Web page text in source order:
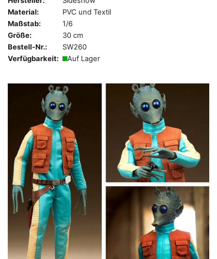
Material:
PVC und Textil
Maßstab:
1/6
Größe:
30 cm
Bestell-Nr.:
SW260
Verfügbarkeit:
Auf Lager